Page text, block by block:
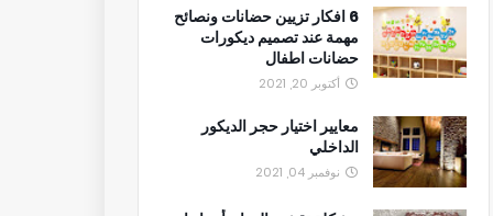
6 افكار تزيين حضانات ونصائح
مهمة عند تصميم ديكورات
حضانات اطفال
أكتوبر 20, 2021
معايير اختيار حجر الديكور
الداخلي
نوفمبر 04, 2021